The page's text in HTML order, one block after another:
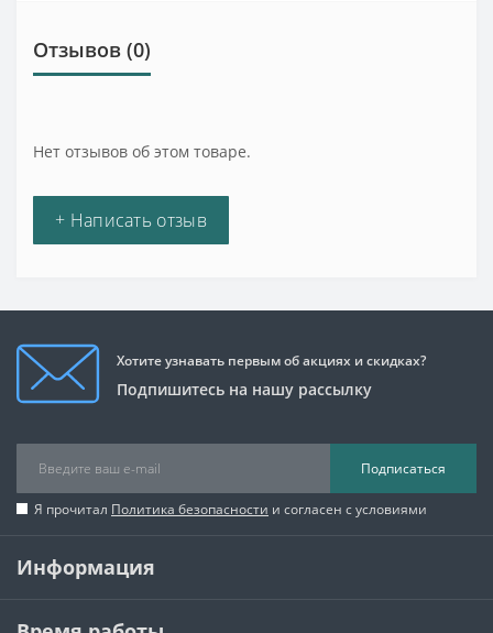
Отзывов (0)
Нет отзывов об этом товаре.
+ Написать отзыв
Хотите узнавать первым об акциях и скидках?
Подпишитесь на нашу рассылку
Подписаться
Я прочитал Политика безопасности и согласен с условиями
Информация